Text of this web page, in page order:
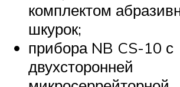
комплектом
шкурок;
прибора NB CS-10 с
двухсторонней